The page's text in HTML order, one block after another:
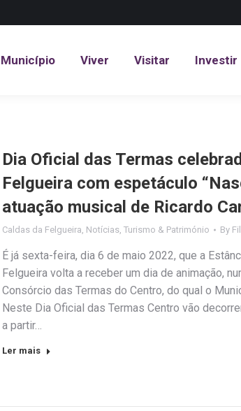
Município Viver Visitar Investir
Dia Oficial das Termas
Felgueira com espetáculo
atuação musical de Ricardo
Caldas da Felgueira, Notícias, Turismo & Património By
É já sexta-feira, dia 6 de maio 2022, que a
Felgueira volta a receber um dia de animação,
Consórcio das Termas do Centro, do qual o
Neste Dia Oficial das Termas Centro vão
a partir…
Ler mais
Município Viver Visitar Investir